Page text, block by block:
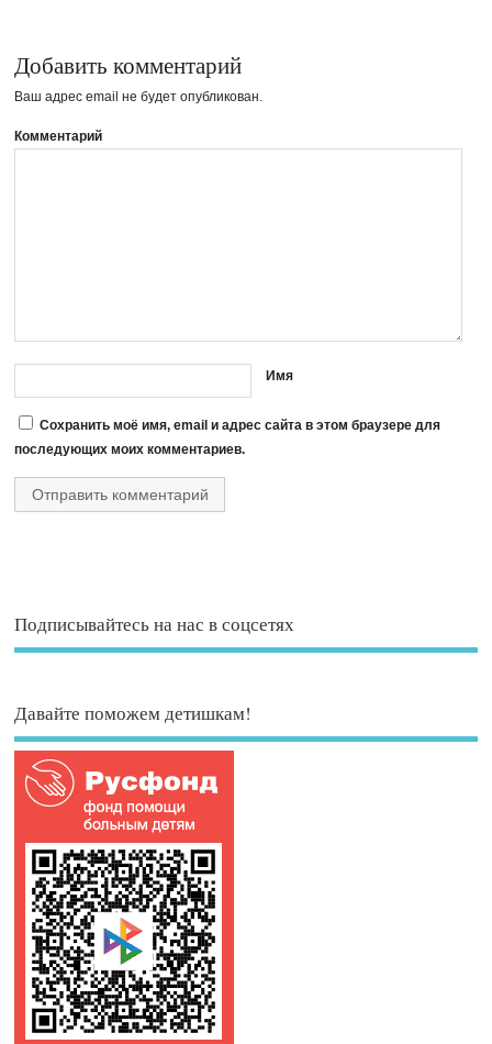
Добавить комментарий
Ваш адрес email не будет опубликован.
Комментарий
Имя
Сохранить моё имя, email и адрес сайта в этом браузере для
последующих моих комментариев.
Подписывайтесь на нас в соцсетях
Давайте поможем детишкам!